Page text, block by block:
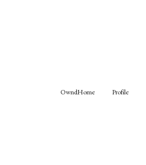
OwndHome Profile